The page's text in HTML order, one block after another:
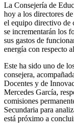
La Consejería de
hoy a los directores
el equipo directivo de
se incrementarán los
sus gastos de
energía con respecto
Este ha sido uno de
consejera,
Docentes y de
Mercedes García,
comisiones
Secundaria para
está próximo a